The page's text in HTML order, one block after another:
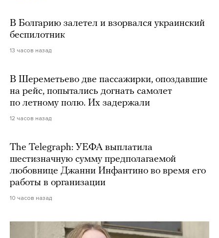
В Болгарию залетел и взорвался украинский
беспилотник
13 часов назад
В Шереметьево две пассажирки, опоздавшие
на рейс, попытались догнать самолет
по летному полю. Их задержали
12 часов назад
The Telegraph: УЕФА выплатила
шестизначную сумму предполагаемой
любовнице Джанни Инфантино во время его
работы в организации
10 часов назад